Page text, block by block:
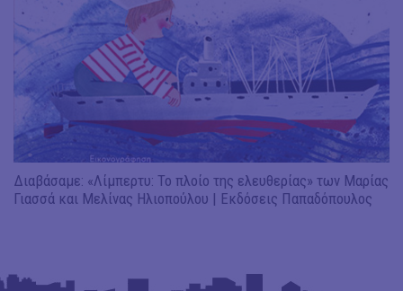
Διαβάσαμε: «Λίμπερτυ: Το πλοίο της ελευθερίας» των Μαρίας
Γιασσά και Μελίνας Ηλιοπούλου | Εκδόσεις Παπαδόπουλος